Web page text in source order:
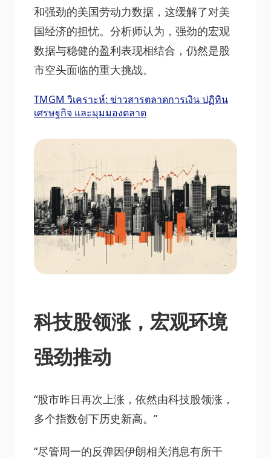
和强劲的美国劳动力数据，这缓解了对美
国经济的担忧。分析师认为，强劲的宏观
数据与稳健的盈利表现相结合，仍然是股
市空头面临的重大挑战。
TMGM วิเคราะห์: ข่าวสารตลาดการเงิน ปฏิทิน
เศรษฐกิจ และมุมมองตลาด
科技股领涨，宏观环境
强劲推动
“股市昨日再次上涨，依然由科技股领涨，
多个指数创下历史新高。”
“尽管周一的反弹因伊朗相关消息有所干